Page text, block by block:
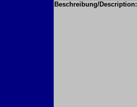
Beschreibung/Description: